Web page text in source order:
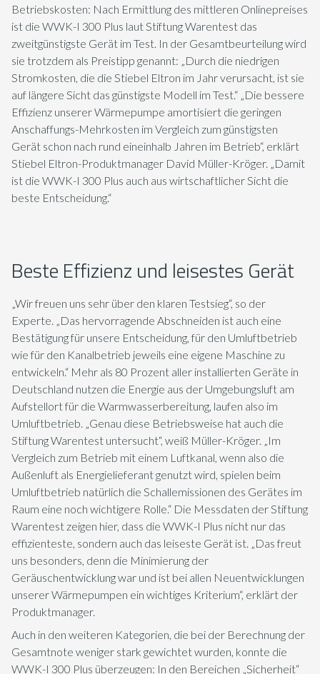
Betriebskosten: Nach Ermittlung des mittleren Onlinepreises
ist die WWK-I 300 Plus laut Stiftung Warentest das
zweitgünstigste Gerät im Test. In der Gesamtbeurteilung wird
sie trotzdem als Preistipp genannt: „Durch die niedrigen
Stromkosten, die die Stiebel Eltron im Jahr verursacht, ist sie
auf längere Sicht das günstigste Modell im Test.“ „Die bessere
Effizienz unserer Wärmepumpe amortisiert die geringen
Anschaffungs-Mehrkosten im Vergleich zum günstigsten
Gerät schon nach rund eineinhalb Jahren im Betrieb“, erklärt
Stiebel Eltron-Produktmanager David Müller-Kröger. „Damit
ist die WWK-I 300 Plus auch aus wirtschaftlicher Sicht die
beste Entscheidung.“
Beste Effizienz und leisestes Gerät
„Wir freuen uns sehr über den klaren Testsieg“, so der
Experte. „Das hervorragende Abschneiden ist auch eine
Bestätigung für unsere Entscheidung, für den Umluftbetrieb
wie für den Kanalbetrieb jeweils eine eigene Maschine zu
entwickeln.“ Mehr als 80 Prozent aller installierten Geräte in
Deutschland nutzen die Energie aus der Umgebungsluft am
Aufstellort für die Warmwasserbereitung, laufen also im
Umluftbetrieb. „Genau diese Betriebsweise hat auch die
Stiftung Warentest untersucht“, weiß Müller-Kröger. „Im
Vergleich zum Betrieb mit einem Luftkanal, wenn also die
Außenluft als Energielieferant genutzt wird, spielen beim
Umluftbetrieb natürlich die Schallemissionen des Gerätes im
Raum eine noch wichtigere Rolle.“ Die Messdaten der Stiftung
Warentest zeigen hier, dass die WWK-I Plus nicht nur das
effizienteste, sondern auch das leiseste Gerät ist. „Das freut
uns besonders, denn die Minimierung der
Geräuschentwicklung war und ist bei allen Neuentwicklungen
unserer Wärmepumpen ein wichtiges Kriterium“, erklärt der
Produktmanager.
Auch in den weiteren Kategorien, die bei der Berechnung der
Gesamtnote weniger stark gewichtet wurden, konnte die
WWK-I 300 Plus überzeugen: In den Bereichen „Sicherheit“